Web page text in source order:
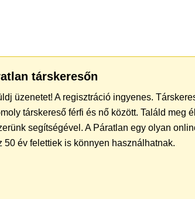
társkeresőn
üzenetet! A regisztráció ingyenes.
társkereső férfi és nő között. Találd meg
segítségével. A Páratlan egy olyan
50 év felettiek is könnyen használhatnak.